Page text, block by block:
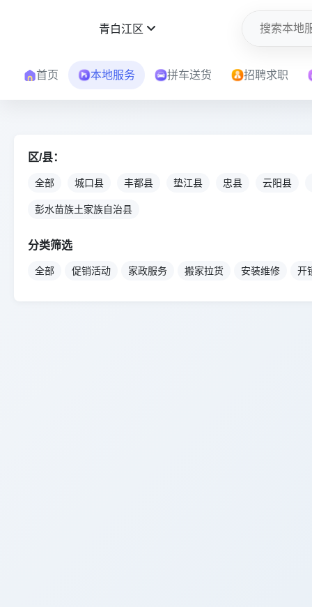
青白江区
首页 本地服务 拼车送货 招聘求职
区/县：
全部 城口县 丰都县 垫江县 忠县 云阳县
彭水苗族土家族自治县
分类筛选
全部 促销活动 家政服务 搬家拉货 安装维修 开